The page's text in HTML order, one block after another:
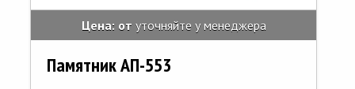
Цена: от уточняйте у менеджера
Памятник АП-553